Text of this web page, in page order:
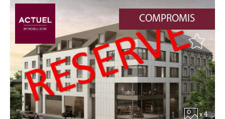
COMPROMIS
x 4